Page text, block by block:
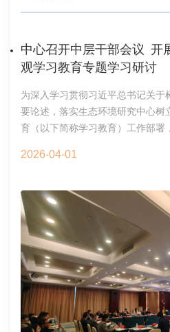
中心召开中层干部会议 开
观学习教育专题学习研讨
为深入学习贯彻习近平总书记关于
要论述，落实生态环境研究中心树
育（以下简称学习教育）工作部署
学习研讨会议。中心各职能部门负
政绩观论述摘编》《习近平总书记
观生动实践》等学习内容，深刻领
心要义，结合工作实际，精准把握
会中层干部紧扣主题，围绕工作职
认知、工作推进中的努力方向，结
的放矢开展研讨交流，进一步强化
合，形成齐抓共管、同向发力的工
把树立正确政绩观作为重要政治任
作实效，围绕中国科学院2026年
2026-04-01